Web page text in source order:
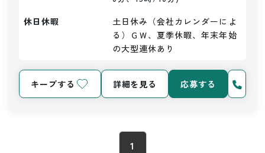
休日休暇
土日休み（会社カレンダーによ
る）ＧＷ、夏季休暇、年末年始
の大型連休あり
キープする 詳細を見る 応募する
1